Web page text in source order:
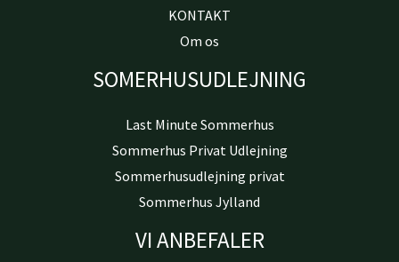
KONTAKT
Om os
SOMERHUSUDLEJNING
Last Minute Sommerhus
Sommerhus Privat Udlejning
Sommerhusudlejning privat
Sommerhus Jylland
VI ANBEFALER